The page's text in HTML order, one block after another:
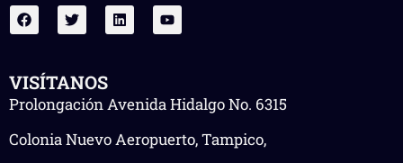
VISÍTANOS
Prolongación Avenida Hidalgo No. 6315
Colonia Nuevo Aeropuerto, Tampico,